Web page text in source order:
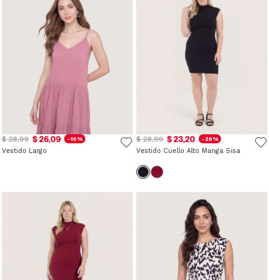
$ 28,99 $ 26,09 -10%
Vestido Largo
$ 28,99 $ 23,20 -20%
Vestido Cuello Alto Manga Sisa